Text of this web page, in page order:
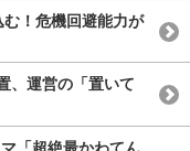
む！危機回避能力が
、運営の「置いて
「超絶最かわてん